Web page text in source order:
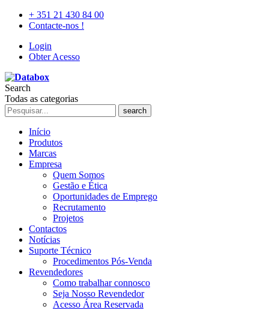
+ 351 21 430 84 00
Contacte-nos !
Login
Obter Acesso
Search
Todas as categorias
search
Início
Produtos
Marcas
Empresa
Quem Somos
Gestão e Ética
Oportunidades de Emprego
Recrutamento
Projetos
Contactos
Notícias
Suporte Técnico
Procedimentos Pós-Venda
Revendedores
Como trabalhar connosco
Seja Nosso Revendedor
Acesso Área Reservada